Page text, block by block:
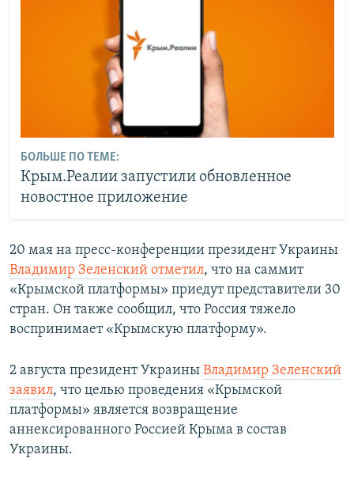
БОЛЬШЕ ПО ТЕМЕ:
Крым.Реалии запустили обновленное
новостное приложение
20 мая на пресс-конференции президент Украины
Владимир Зеленский отметил, что на саммит
«Крымской платформы» приедут представители 30
стран. Он также сообщил, что Россия тяжело
воспринимает «Крымскую платформу».
2 августа президент Украины Владимир Зеленский
заявил, что целью проведения «Крымской
платформы» является возвращение
аннексированного Россией Крыма в состав
Украины.